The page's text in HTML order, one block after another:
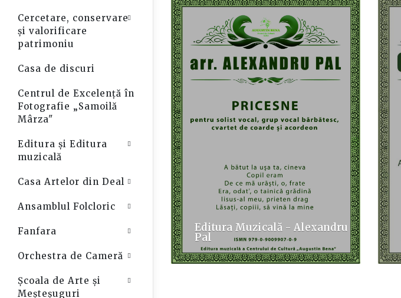
Cercetare, conservare
și valorificare
patrimoniu
Casa de discuri
Centrul de Excelență în
Fotografie „Samoilă
Mârza"
Editura și Editura
muzicală
Casa Artelor din Deal
Ansamblul Folcloric
Fanfara
Orchestra de Cameră
Școala de Arte și
Meșteșuguri
Editura Muzicală - Alexandru
Pal